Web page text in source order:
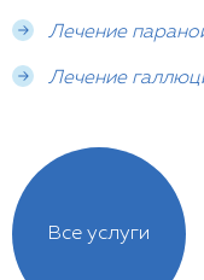
Лечение
Лечение
Все услуги